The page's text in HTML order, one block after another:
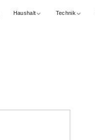
Haushalt Technik